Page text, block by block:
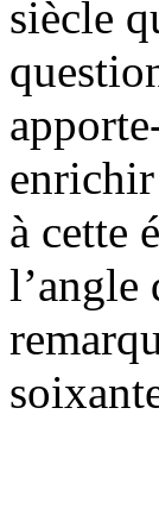
siècle
à cette
l’angle